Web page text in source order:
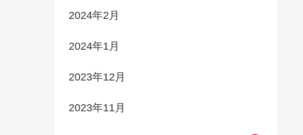
2024年2月
2024年1月
2023年12月
2023年11月